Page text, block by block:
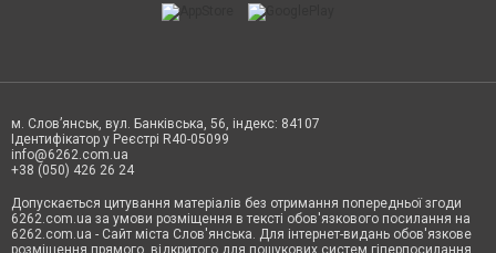
м. Слов’янськ, вул. Банківська, 56, індекс: 84107
Ідентифікатор у Реєстрі R40-05099
info@6262.com.ua
+38 (050) 426 26 24
Допускається цитування матеріалів без отримання попередньої згоди
6262.com.ua за умови розміщення в тексті обов'язкового посилання на
6262.com.ua - Сайт міста Слов'янська. Для інтернет-видань обов'язкове
розміщення прямого, відкритого для пошукових систем гіперпосилання